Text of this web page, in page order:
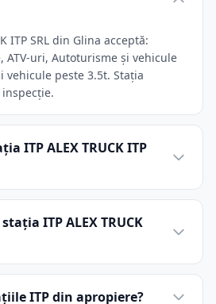
ITP SRL din Glina acceptă:
ATV-uri, Autoturisme și vehicule
vehicule peste 3.5t. Stația
ITP ALEX TRUCK ITP
ITP ALEX TRUCK
ITP din apropiere?